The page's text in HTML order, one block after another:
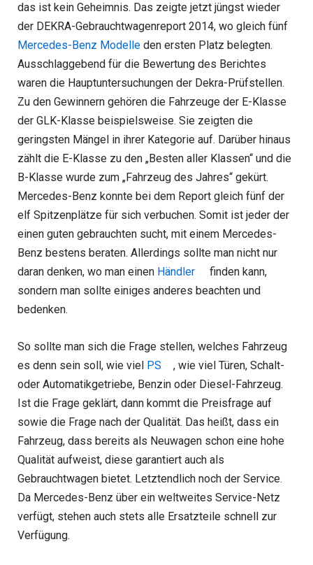
das ist kein Geheimnis. Das zeigte jetzt jüngst wieder
der DEKRA-Gebrauchtwagenreport 2014, wo gleich fünf
Mercedes-Benz Modelleden ersten Platz belegten.
Ausschlaggebend für die Bewertung des Berichtes
waren die Hauptuntersuchungen der Dekra-Prüfstellen.
Zu den Gewinnern gehören die Fahrzeuge der E-Klasse
der GLK-Klasse beispielsweise. Sie zeigten die
geringsten Mängel in ihrer Kategorie auf. Darüber hinaus
zählt die E-Klasse zu den „Besten aller Klassen“ und die
B-Klasse wurde zum „Fahrzeug des Jahres“ gekürt.
Mercedes-Benz konnte bei dem Report gleich fünf der
elf Spitzenplätze für sich verbuchen. Somit ist jeder der
einen guten gebrauchten sucht, mit einem Mercedes-
Benz bestens beraten. Allerdings sollte man nicht nur
daran denken, wo man einen Händler
finden kann,
sondern man sollte einiges anderes beachten und
bedenken.
So sollte man sich die Frage stellen, welches Fahrzeug
es denn sein soll, wie viel PS
, wie viel Türen, Schalt-
oder Automatikgetriebe, Benzin oder Diesel-Fahrzeug.
Ist die Frage geklärt, dann kommt die Preisfrage auf
sowie die Frage nach der Qualität. Das heißt, dass ein
Fahrzeug, dass bereits als Neuwagen schon eine hohe
Qualität aufweist, diese garantiert auch als
Gebrauchtwagen bietet. Letztendlich noch der Service.
Da Mercedes-Benz über ein weltweites Service-Netz
verfügt, stehen auch stets alle Ersatzteile schnell zur
Verfügung.